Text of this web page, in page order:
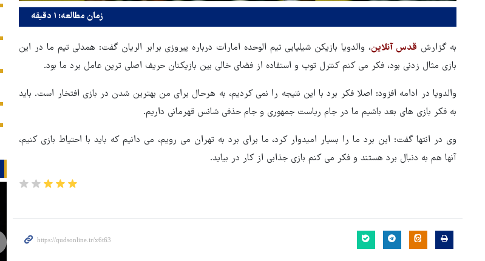
زمان مطالعه: ۱ دقیقه
به گزارش قدس آنلاین، والدویا بازیکن شیلیایی تیم الوحده امارات درباره پیروزی برابر الریان گفت: همدلی تیم ما در این
بازی مثال زدنی بود، فکر می کنم کنترل توپ و استفاده از فضای خالی بین بازیکنان حریف اصلی ترین عامل برد ما بود.
والدویا در ادامه افزود: اصلا فکر برد با این نتیجه را نمی کردیم، به هرحال برای من بهترین شدن در بازی افتخار است. باید
به فکر بازی های بعد باشیم ما در جام ریاست جمهوری و جام حذفی شانس قهرمانی داریم.
وی در انتها گفت: این برد ما را بسیار امیدوار کرد، ما برای برد به تهران می رویم، می دانیم که باید با احتیاط بازی کنیم،
آنها هم به دنبال برد هستند و فکر می کنم بازی جذابی از کار در بیاید.